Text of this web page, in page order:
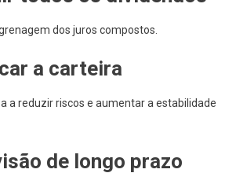
dos juros compostos.
a carteira
a reduzir riscos e aumentar a estabilidade
de longo prazo